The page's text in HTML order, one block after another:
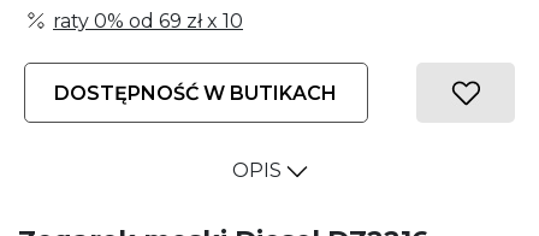
raty 0% od 69 złx 10
DOSTĘPNOŚĆ W BUTIKACH
OPIS